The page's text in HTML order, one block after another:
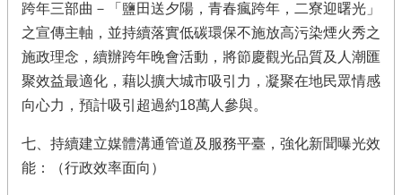
跨年三部曲－「鹽田送夕陽，青春瘋跨年，二寮迎曙光」
之宣傳主軸，並持續落實低碳環保不施放高污染煙火秀之
施政理念，續辦跨年晚會活動，將節慶觀光品質及人潮匯
聚效益最適化，藉以擴大城市吸引力，凝聚在地民眾情感
向心力，預計吸引超過約18萬人參與。
七、持續建立媒體溝通管道及服務平臺，強化新聞曝光效
能：（行政效率面向）